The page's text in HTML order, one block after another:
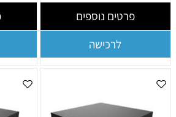
פרטים נוספים
לרכישה